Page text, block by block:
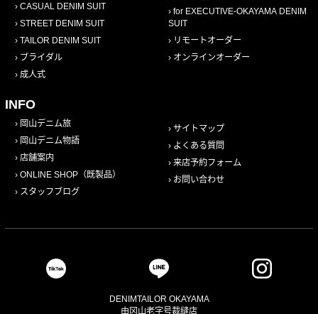
CASUAL DENIM SUIT
STREET DENIM SUIT
TAILOR DENIM SUIT
ブライダル
成人式
for EXECUTIVE-OKAYAMA DENIM
SUIT
リモートオーダー
オンラインオーダー
INFO
岡山デニム旅
岡山デニム物語
店舗案内
ONLINE SHOP（既製品）
スタッフブログ
サイトマップ
よくある質問
来店予約フォーム
お問い合わせ
DENIMTAILOR OKAYAMA
由冈山老字号裁缝店